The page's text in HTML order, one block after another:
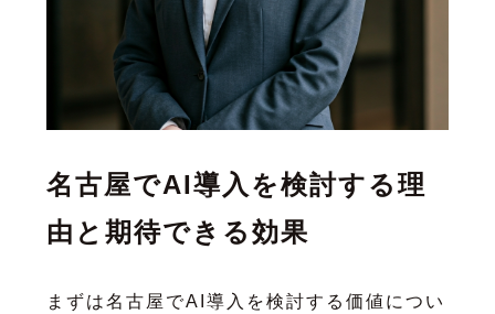
名古屋でAI導入を検討する理
由と期待できる効果
まずは名古屋でAI導入を検討する価値につい